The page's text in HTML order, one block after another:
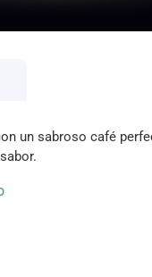
un sabroso café